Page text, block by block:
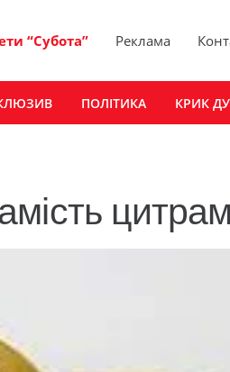
“Субота” Реклама
ПОЛІТИКА КРИК